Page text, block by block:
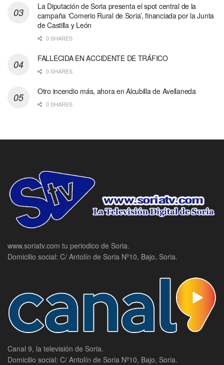
La Diputación de Soria presenta el spot central de la
campaña ‘Comerio Rural de Soria’, financiada por la Junta
de Castilla y León
0 SHARES
FALLECIDA EN ACCIDENTE DE TRÁFICO
0 SHARES
Otro incendio más, ahora en Alcubilla de Avellaneda
0 SHARES
www.soriatv.com tu periodico de Soria.
Domicilio social: C/ Antolín de Soria Nº10, Bajo, Soria.
Canal 9, la televisión de Soria.
Domicilio social: C/ Antolín de Soria Nº10, Bajo, Soria.